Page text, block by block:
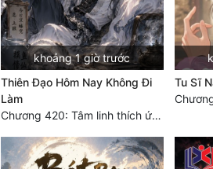
khoảng 1 giờ trước
Thiên Đạo Hôm Nay Không Đi
Làm
Chương 420: Tâm linh thích ứng (2)
Tu Sĩ